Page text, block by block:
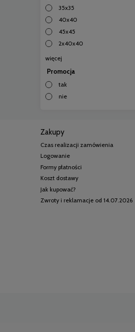
35x35
40x40
45x45
2x40x40
więcej
Promocja
tak
nie
Zakupy
Czas realizacji zamówienia
Logowanie
Formy płatności
Koszt dostawy
Jak kupować?
Zwroty i reklamacje od 14.07.2026